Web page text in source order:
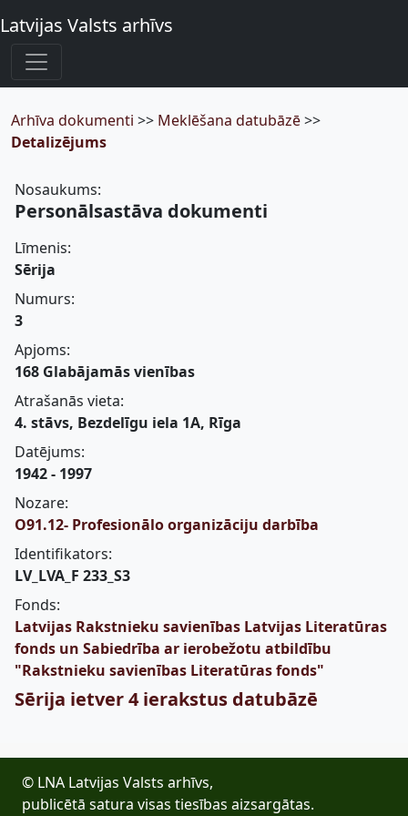
Latvijas Valsts arhīvs
Arhīva dokumenti >> Meklēšana datubāzē>>
Detalizējums
Nosaukums:
Personālsastāva dokumenti
Līmenis:
Sērija
Numurs:
3
Apjoms:
168 Glabājamās vienības
Atrašanās vieta:
4. stāvs, Bezdelīgu iela 1A, Rīga
Datējums:
1942 - 1997
Nozare:
O91.12- Profesionālo organizāciju darbība
Identifikators:
LV_LVA_F 233_S3
Fonds:
Latvijas Rakstnieku savienības Latvijas Literatūras
fonds un Sabiedrība ar ierobežotu atbildību
"Rakstnieku savienības Literatūras fonds"
Sērija ietver 4 ierakstus datubāzē
© LNA Latvijas Valsts arhīvs,
publicētā satura visas tiesības aizsargātas.